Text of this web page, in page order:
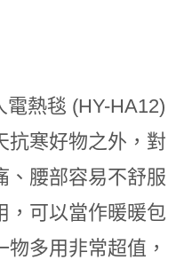
熱毯 (HY-HA12)
抗寒好物之外，對
、腰部容易不舒服
，可以當作暖暖包
多用非常超值，